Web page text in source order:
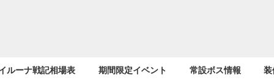
ルーナ戦記相場表 期間限定イベント 常設ボス情報 装